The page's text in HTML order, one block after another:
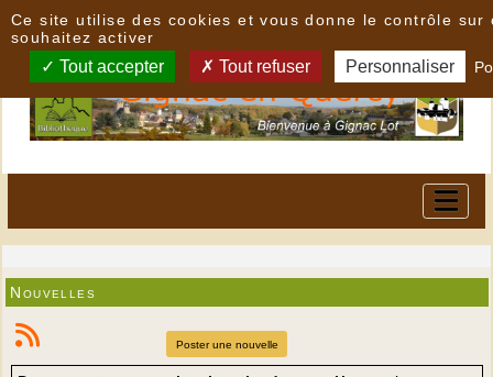
Nouvelles
Poster une nouvelle
Ce site utilise des cookies et vous donne le contrôle sur
souhaitez activer
Tout accepter Tout refuser Personnaliser